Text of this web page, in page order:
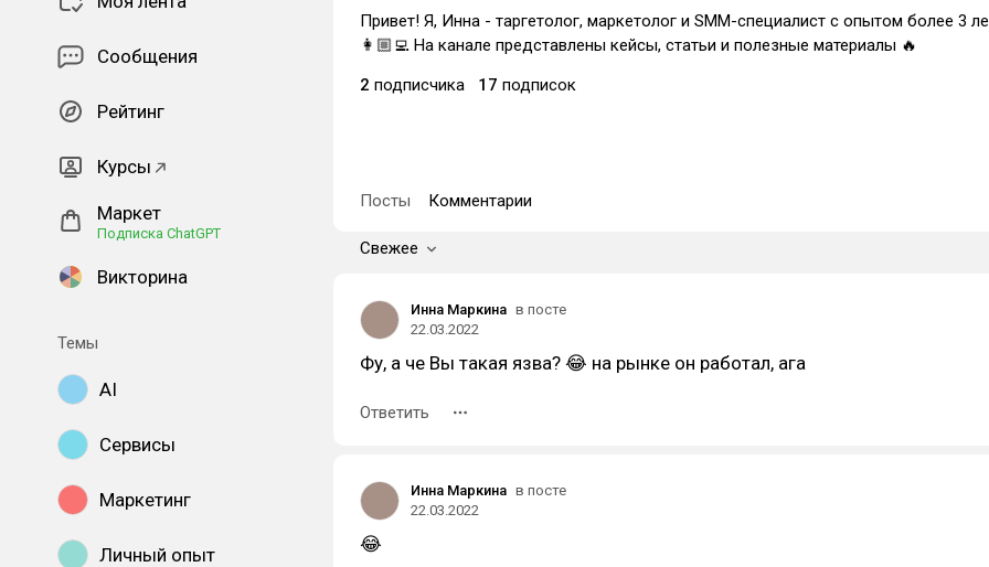
Сообщения
Рейтинг
Курсы
Маркет
Подписка ChatGPT
Викторина
Темы
AI
Сервисы
Маркетинг
Личный опыт
Привет! Я, Инна - таргетолог, маркетолог и SMM-специалист с опытом более 3
👩🏼‍💻 На канале представлены кейсы, статьи и полезные материалы 🔥
2 подписчика 17 подписок
Посты Комментарии
Свежее
Инна Маркина в посте
22.03.2022
Фу, а че Вы такая язва? 😂 на рынке он работал, ага
Ответить
Инна Маркина в посте
22.03.2022
😂